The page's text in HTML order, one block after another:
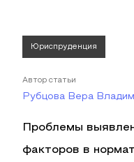
Юриспруденция
Автор статьи
Рубцова Вера
Проблемы
факторов в